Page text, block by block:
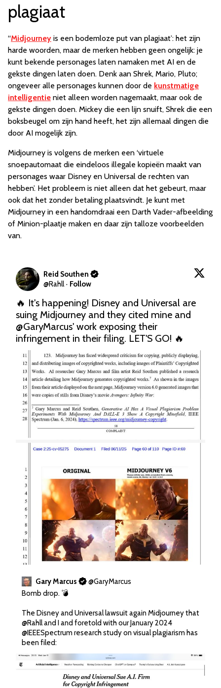
plagiaat
“Midjourney is een bodemloze put van plagiaat’: het zijn
harde woorden, maar de merken hebben geen ongelijk: je
kunt bekende personages laten namaken met AI en de
gekste dingen laten doen. Denk aan Shrek, Mario, Pluto;
ongeveer alle personages kunnen door de kunstmatige
intelligentie niet alleen worden nagemaakt, maar ook de
gekste dingen doen. Mickey die een lijn snuift, Shrek die een
boksbeugel om zijn hand heeft, het zijn allemaal dingen die
door AI mogelijk zijn.
Midjourney is volgens de merken een ‘virtuele
snoepautomaat die eindeloos illegale kopieën maakt van
personages waar Disney en Universal de rechten van
hebben’. Het probleem is niet alleen dat het gebeurt, maar
ook dat het zonder betaling plaatsvindt. Je kunt met
Midjourney in een handomdraai een Darth Vader-afbeelding
of Minion-plaatje maken en daar zijn talloze voorbeelden
van.
Reid Southen
@Rahll · Follow
🔥 It's happening! Disney and Universal are
@GaryMarcus' work exposing their
infringement in their filing. LET'S GO! 🔥
Gary Marcus @GaryMarcus
Bomb drop. 💣
@Rahll
@IEEESpectrum research study on visual plagiarism has
been filed: